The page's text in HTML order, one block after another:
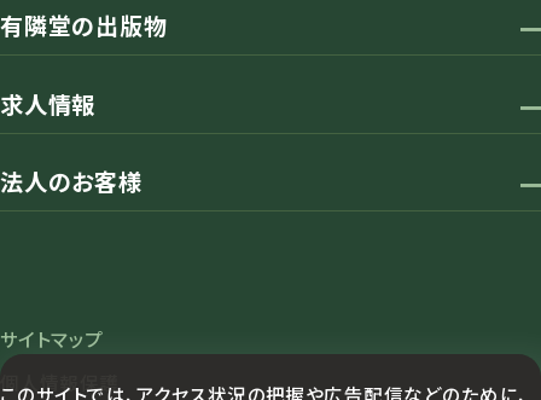
このサイトでは、アクセス状況の把握や広告配信などのために、
有隣堂の出版物
求人情報
法人のお客様
サイトマップ
個人情報保護